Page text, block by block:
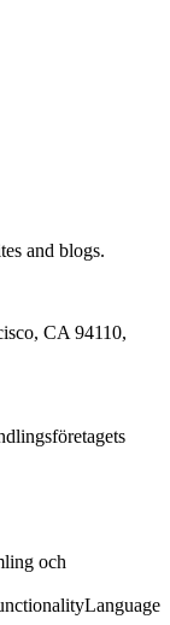
and blogs.
CA 94110,
och
Language